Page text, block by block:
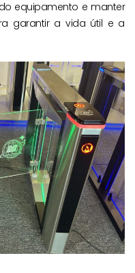
equipamento e manter
garantir a vida útil e a